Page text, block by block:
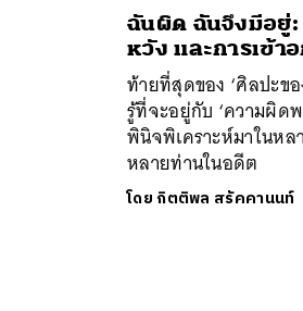
ฉันผิด ฉันจึงมีอยู่
หวัง และการเข้า
ท้ายที่สุดของ ‘ศิลปะข
รู้ที่จะอยู่กับ ‘ความผิด
พินิจพิเคราะห์มาในห
หลายท่านในอดีต
โดย กิตติพล สรัคคานนท์